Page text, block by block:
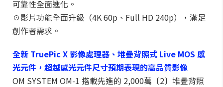
可靠性全面進化。
☉影片功能全面升級（4K 60p、Full HD 240p），滿足
創作者需求。
全新 TruePic X 影像處理器、堆疊背照式 Live MOS 感
光元件，超越感光元件尺寸預期表現的高品質影像
OM SYSTEM OM-1 搭載先進的 2,000萬〔2〕堆疊背照